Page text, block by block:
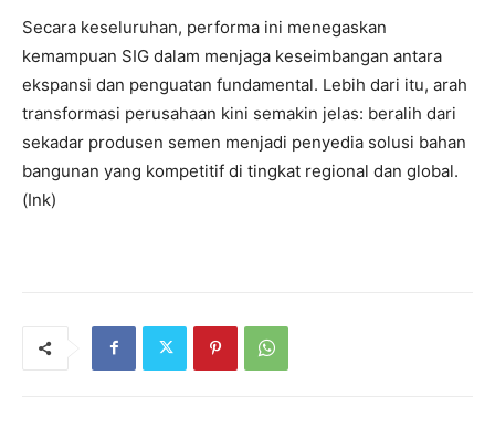
Secara keseluruhan, performa ini menegaskan
kemampuan SIG dalam menjaga keseimbangan antara
ekspansi dan penguatan fundamental. Lebih dari itu, arah
transformasi perusahaan kini semakin jelas: beralih dari
sekadar produsen semen menjadi penyedia solusi bahan
bangunan yang kompetitif di tingkat regional dan global.
(Ink)